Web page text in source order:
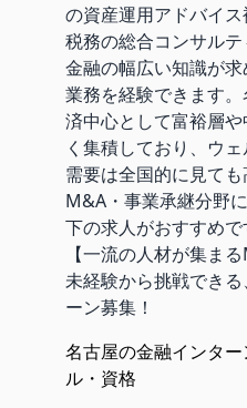
の資産運用アドバイ
税務の総合コンサルテ
金融の幅広い知識が
業務を経験できます
済中心として富裕層
く集積しており、ウ
需要は全国的に見ても
M&A・事業承継分野
下の求人がおすすめで
【一流の人材が集ま
未経験から挑戦でき
ーン募集！
名古屋の金融インタ
ル・資格